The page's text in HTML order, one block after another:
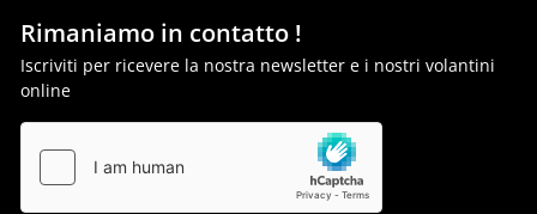
Rimaniamo in contatto !
Iscriviti per ricevere la nostra newsletter e i nostri volantini
online